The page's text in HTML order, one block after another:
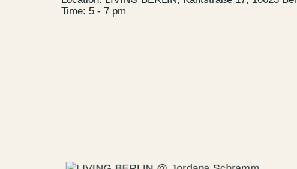
Time: 5 - 7 pm